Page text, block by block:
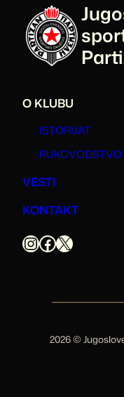
O KLUBU
ISTORIJAT
RUKOVODSTVO
VESTI
KONTAKT
InstagramFacebook X
2026 ©